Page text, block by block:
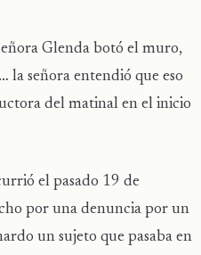
Glenda botó el muro,
la señora entendió que eso
del matinal en el inicio
el pasado 19 de
por una denuncia por un
un sujeto que pasaba en